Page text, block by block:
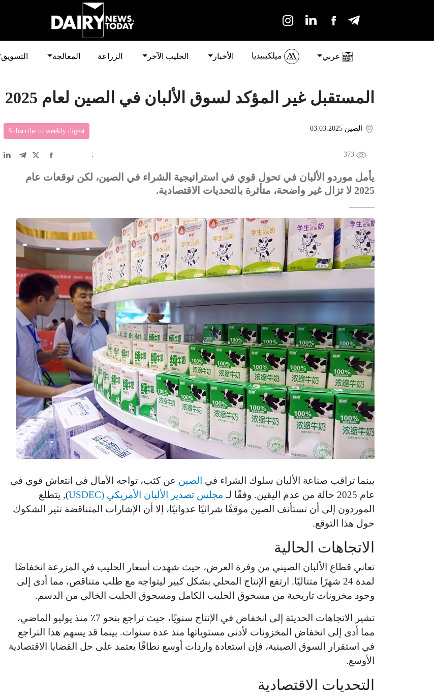
عربي ميلكيبيديا الأخبار الحليب الآخر الزراعة المعالجة التسويق
المستقبل غير المؤكد لسوق الألبان في الصين لعام 2025
الصين 03.03.2025
Subscribe to weekly digest
373
中文
DE عربى
يأمل موردو الألبان في تحول قوي في استراتيجية الشراء في الصين، لكن توقعات عام
2025 لا تزال غير واضحة، متأثرة بالتحديات الاقتصادية.
بينما تراقب صناعة الألبان سلوك الشراء في الصين عن كثب، تواجه الآمال في انتعاش قوي في
عام 2025 حالة من عدم اليقين. وفقًا لـ
مجلس تصدير الألبان الأمريكي (USDEC
), يتطلع
الموردون إلى أن تستأنف الصين موقفًا شرائيًا عدوانيًا، إلا أن الإشارات المتناقضة تثير الشكوك
حول هذا التوقع.
الاتجاهات الحالية
تعاني قطاع الألبان الصيني من وفرة العرض، حيث شهدت أسعار الحليب في المزرعة انخفاضًا
لمدة 24 شهرًا متتاليًا. ارتفع الإنتاج المحلي بشكل كبير ليتواجه مع طلب متناقص، مما أدى إلى
وجود مخزونات تاريخية من مسحوق الحليب الكامل ومسحوق الحليب الخالي من الدسم.
تشير الاتجاهات الحديثة إلى انخفاض في الإنتاج سنويًا، حيث تراجع بنحو 7٪ منذ يوليو الماضي،
مما أدى إلى انخفاض المخزونات لأدنى مستوياتها منذ عدة سنوات. بينما قد يسهم هذا التراجع
في استقرار السوق الصينية، فإن استعادة واردات أوسع نطاقًا يعتمد على حل القضايا الاقتصادية
الأوسع.
التحديات الاقتصادية